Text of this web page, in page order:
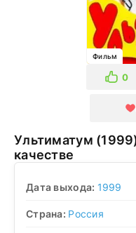
Фильм
0
Ультиматум (1999) смотреть в хорошем
качестве
Дата выхода: 1999
Страна: Россия